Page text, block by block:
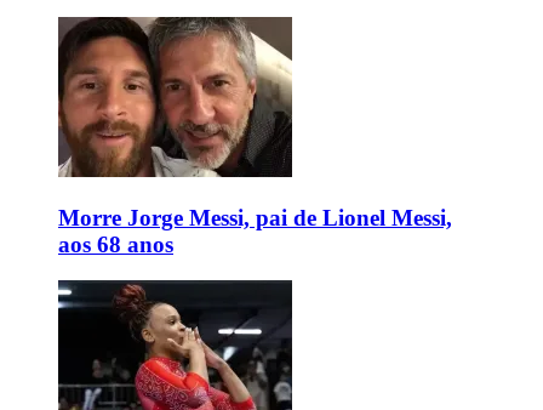
Morre Jorge Messi, pai de Lionel Messi,
aos 68 anos